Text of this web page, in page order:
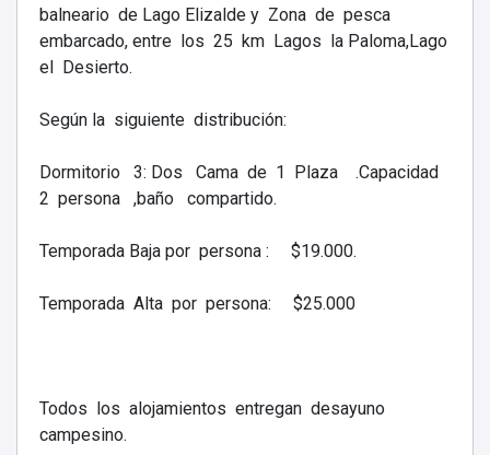
balneario de Lago Elizalde y Zona de pesca
embarcado, entre los 25 km Lagos la Paloma,Lago
el Desierto.
Según la siguiente distribución:
Dormitorio 3: Dos Cama de 1 Plaza .Capacidad
2 persona ,baño compartido.
Temporada Baja por persona : $19.000.
Temporada Alta por persona: $25.000
Todos los alojamientos entregan desayuno
campesino.